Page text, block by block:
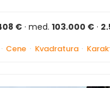
€ · med. 103.000 € ·
· Cene · Kvadratura ·